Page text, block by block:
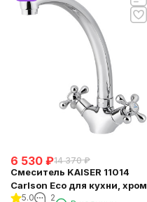
6 530 ₽14 370 ₽
Смеситель KAISER 11014
Carlson Eco для кухни, хром
5.0 2